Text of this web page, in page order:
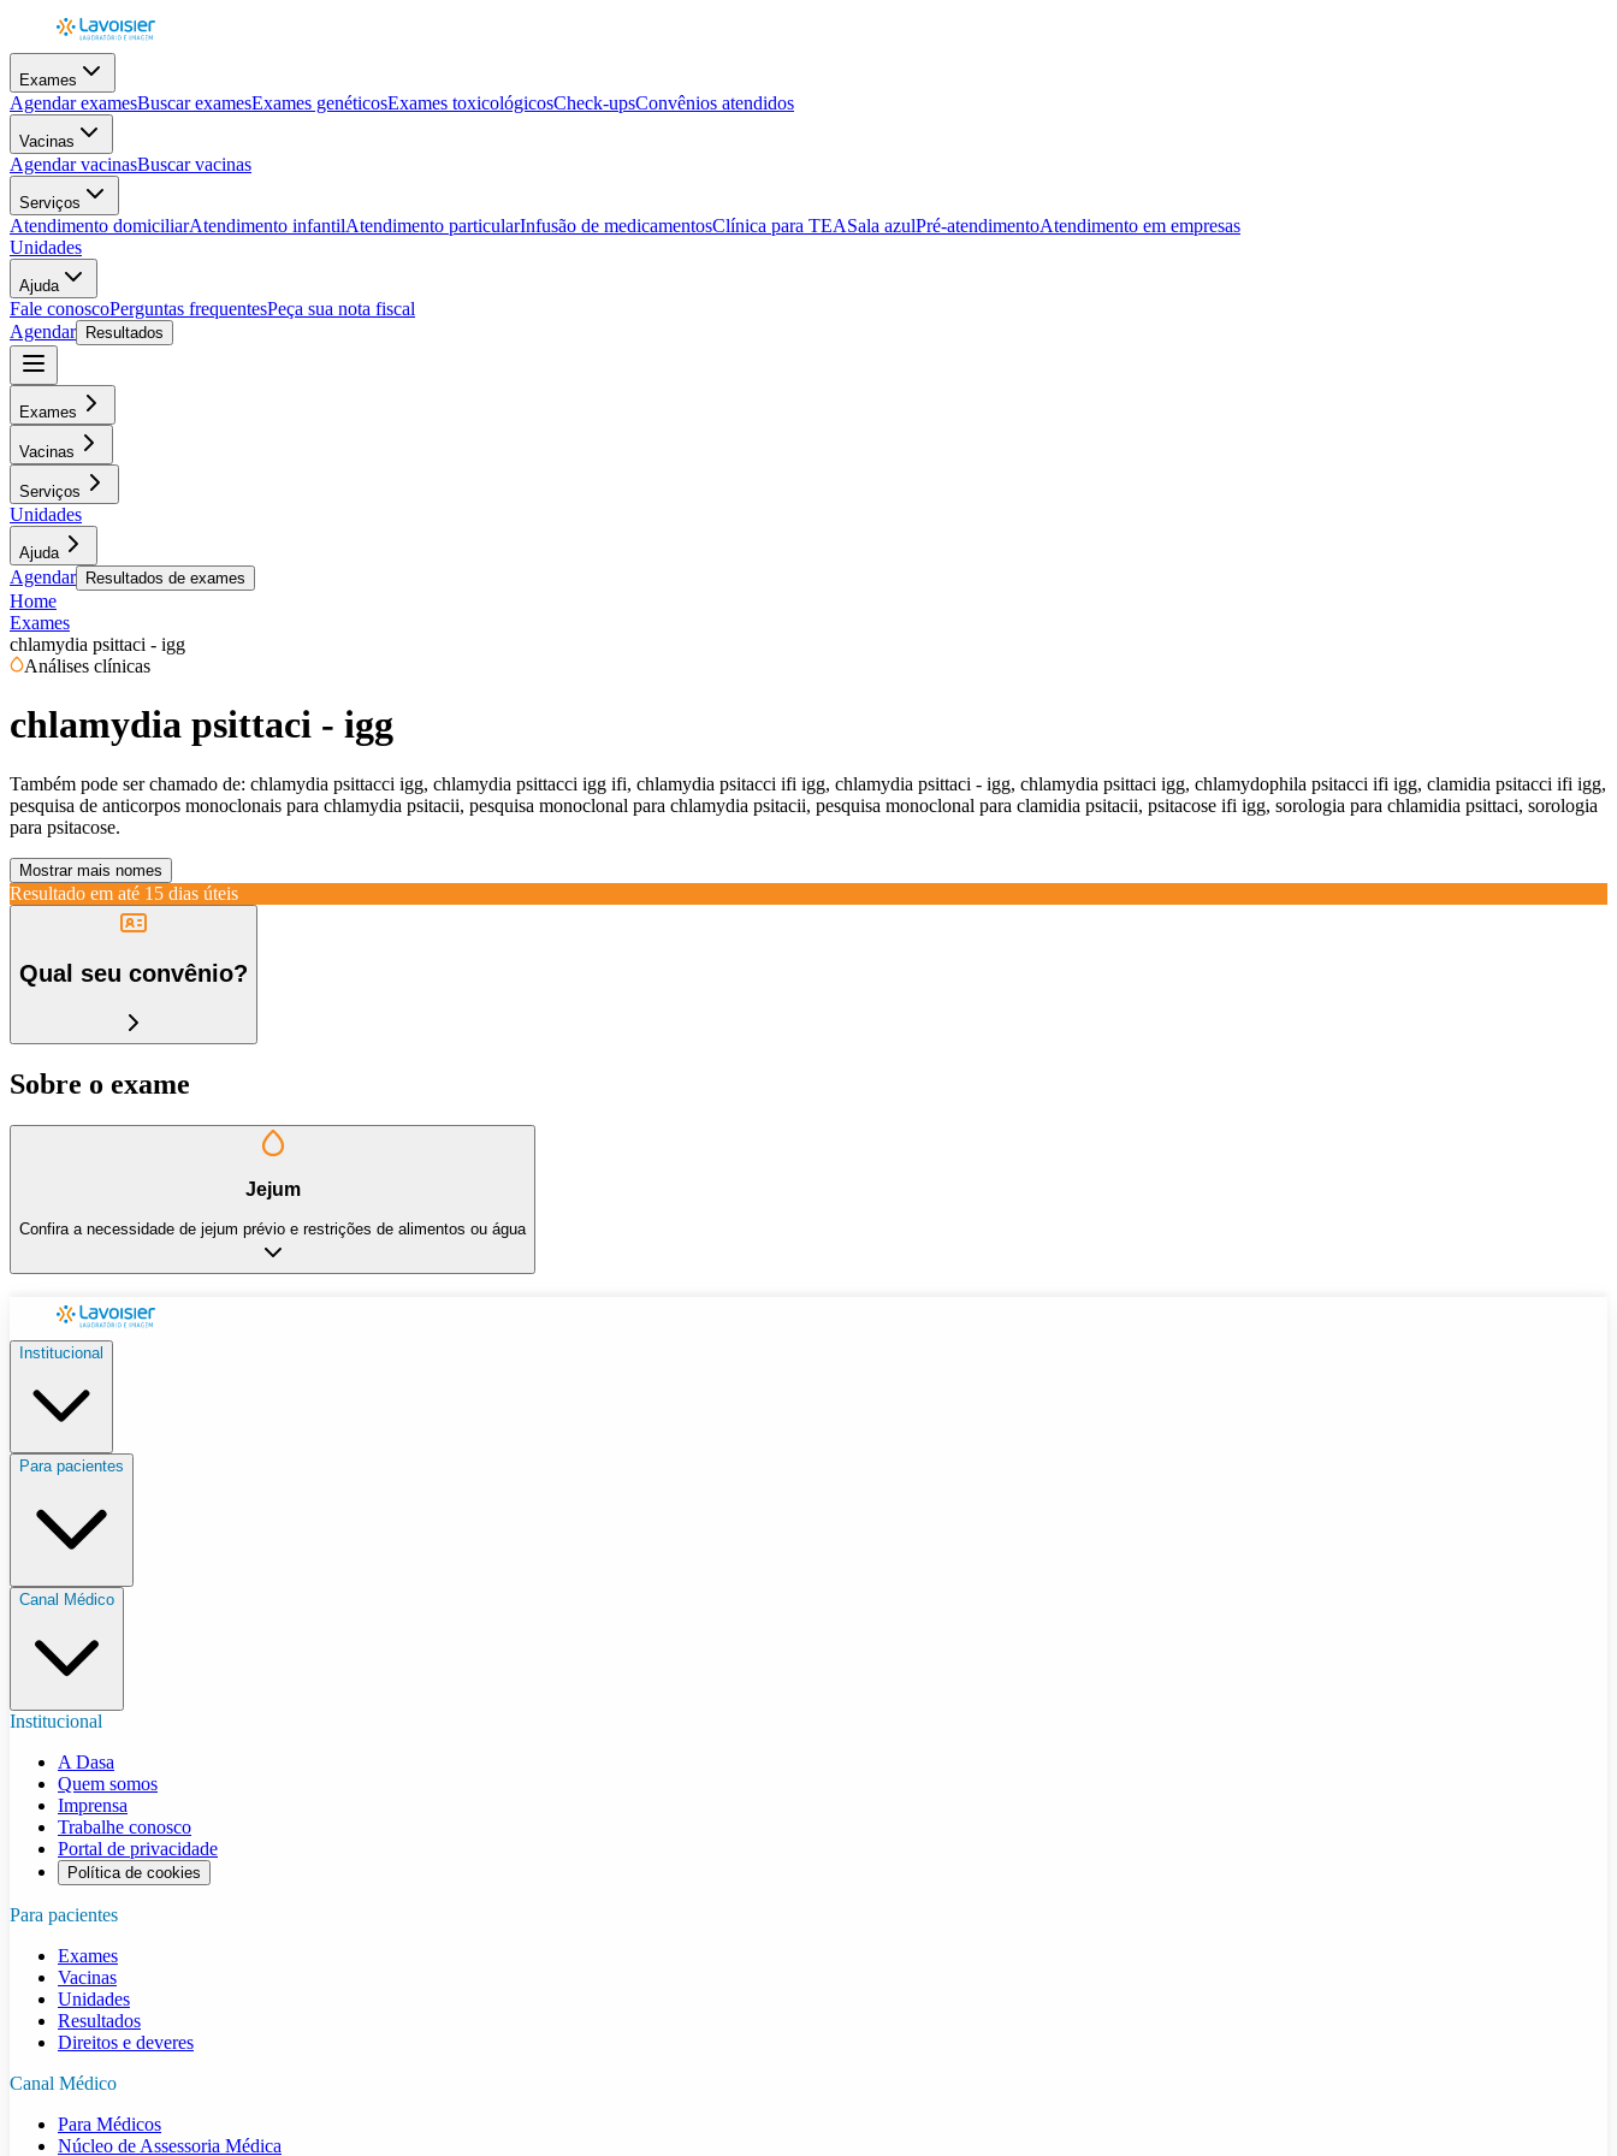
Exames
Agendar examesBuscar examesExames genéticosExames toxicológicosCheck-upsConvênios atendidos
Vacinas
Agendar vacinasBuscar vacinas
Serviços
Atendimento domiciliarAtendimento infantilAtendimento particularInfusão de medicamentosClínica para TEASala azulPré-atendimentoAtendimento em empresas
Unidades
Ajuda
Fale conoscoPerguntas frequentesPeça sua nota fiscal
Agendar
Resultados
Exames
Vacinas
Serviços
Unidades
Ajuda
Agendar Resultados de exames
Home
Exames
chlamydia psittaci - igg
Análises clínicas
chlamydia psittaci - igg
Também pode ser chamado de: chlamydia psittacci igg, chlamydia psittacci igg ifi, chlamydia psitacci ifi igg, chlamydia psittaci - igg, chlamydia psittaci igg, chlamydophila psitacci ifi igg, clamidia psitacci ifi igg,
pesquisa de anticorpos monoclonais para chlamydia psitacii, pesquisa monoclonal para chlamydia psitacii, pesquisa monoclonal para clamidia psitacii, psitacose ifi igg, sorologia para chlamidia psittaci, sorologia
para psitacose.
Mostrar mais nomes
Resultado em até 15 dias úteis
Qual seu convênio?
Sobre o exame
Jejum
Confira a necessidade de jejum prévio e restrições de alimentos ou água
Institucional
Para pacientes
Canal Médico
Institucional
A Dasa
Quem somos
Imprensa
Trabalhe conosco
Portal de privacidade
Política de cookies
Para pacientes
Exames
Vacinas
Unidades
Resultados
Direitos e deveres
Canal Médico
Para Médicos
Núcleo de Assessoria Médica